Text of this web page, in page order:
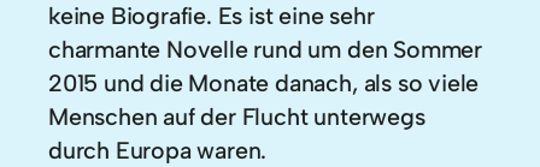
keine Biografie. Es ist eine sehr
charmante Novelle rund um den Sommer
2015 und die Monate danach, als so viele
Menschen auf der Flucht unterwegs
durch Europa waren.